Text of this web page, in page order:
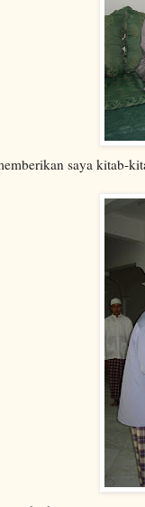
saya kitab-